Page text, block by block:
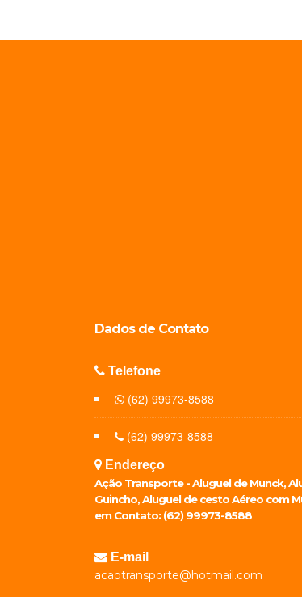
Dados de Contato
Telefone
(62) 99973-8588
(62) 99973-8588
Endereço
Ação Transporte - Aluguel de Munck,
Guincho, Aluguel de cesto Aéreo com
em Contato: (62) 99973-8588
E-mail
acaotransporte@hotmail.com